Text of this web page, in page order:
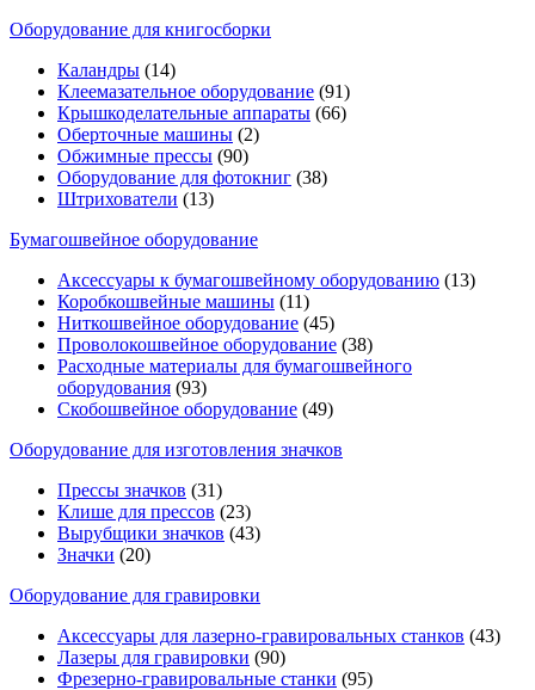
Оборудование для книгосборки
Каландры (14)
Клеемазательное оборудование (91)
Крышкоделательные аппараты (66)
Оберточные машины (2)
Обжимные прессы (90)
Оборудование для фотокниг (38)
Штрихователи (13)
Бумагошвейное оборудование
Аксессуары к бумагошвейному оборудованию (13)
Коробкошвейные машины (11)
Ниткошвейное оборудование (45)
Проволокошвейное оборудование (38)
Расходные материалы для бумагошвейного
оборудования (93)
Скобошвейное оборудование (49)
Оборудование для изготовления значков
Прессы значков (31)
Клише для прессов (23)
Вырубщики значков (43)
Значки (20)
Оборудование для гравировки
Аксессуары для лазерно-гравировальных станков (43)
Лазеры для гравировки (90)
Фрезерно-гравировальные станки (95)